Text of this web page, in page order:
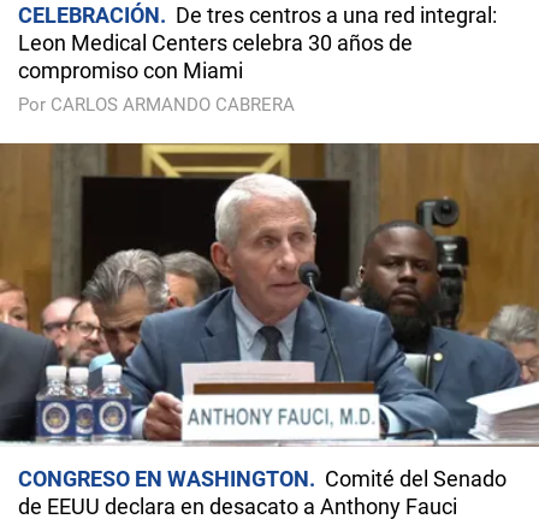
CELEBRACIÓN
De tres centros a una red integral:
Leon Medical Centers celebra 30 años de
compromiso con Miami
Por CARLOS ARMANDO CABRERA
CONGRESO EN WASHINGTON
Comité del Senado
de EEUU declara en desacato a Anthony Fauci